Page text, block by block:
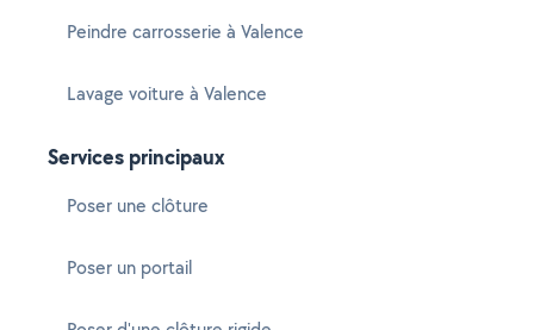
Peindre carrosserie à Valence
Lavage voiture à Valence
Services principaux
Poser une clôture
Poser un portail